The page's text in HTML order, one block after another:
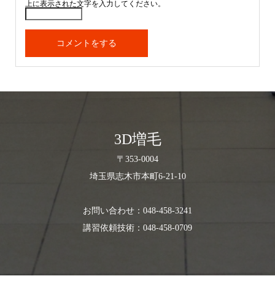
上に表示された文字を入力してください。
3D増毛
〒353-0004
埼玉県志木市本町6-21-10
お問い合わせ：048-458-3241
講習依頼技術：048-458-0709